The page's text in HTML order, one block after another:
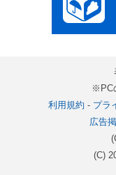
※PC
利用規約 - プラ
広告
(C)